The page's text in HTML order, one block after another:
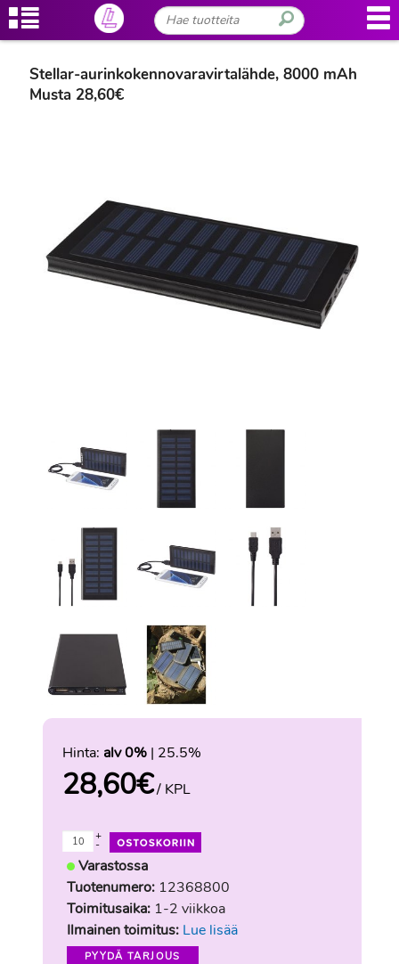
Stellar-aurinkokennovaravirtalähde, 8000 mAh
Musta 28,60€
Hinta: alv 0% | 25.5%
28,60€/ KPL
-
+
Varastossa
Tuotenumero: 12368800
Toimitusaika: 1-2 viikkoa
Ilmainen toimitus: Lue lisää
PYYDÄ TARJOUS